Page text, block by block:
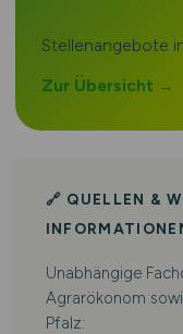
Stellenangebote
Zur Übersicht →
🔗 QUELLEN &
Unabhängige
Agrarökonom
Pfalz: